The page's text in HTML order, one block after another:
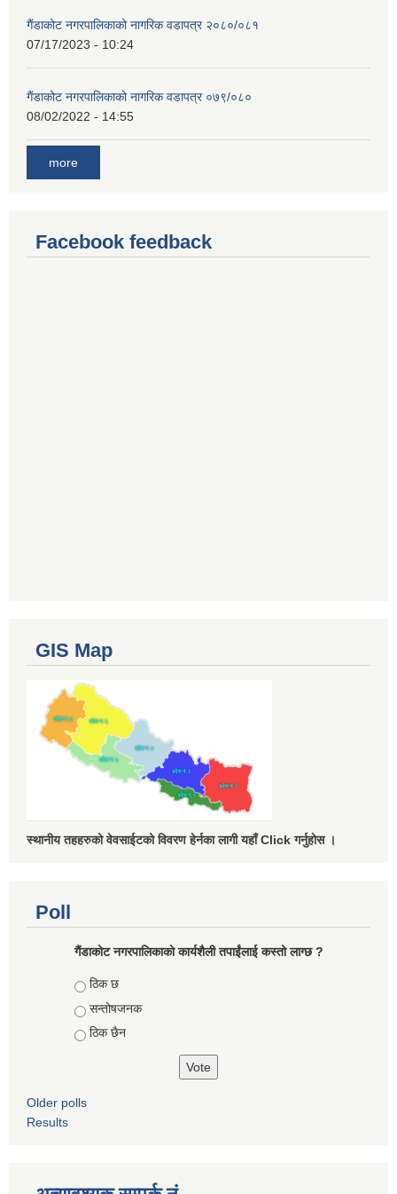
गैंडाकोट नगरपालिकाको नागरिक वडापत्र २०८०/०८१
07/17/2023 - 10:24
गैंडाकोट नगरपालिकाको नागरिक वडापत्र ०७९/०८०
08/02/2022 - 14:55
more
Facebook feedback
GIS Map
स्थानीय तहहरुको वेवसाईटको विवरण हेर्नका लागी यहाँ Click गर्नुहोस ।
Poll
गैंडाकोट नगरपालिकाको कार्यशैली तपाईंलाई कस्तो लाग्छ ?
Choices
ठिक छ
सन्तोषजनक
ठिक छैन
Older polls
Results